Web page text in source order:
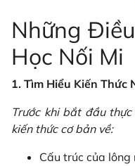
Những
Học Nối Mi
1. Tìm Hiểu Kiến Thức
Trước khi bắt đầu
kiến thức cơ bản về:
Cấu trúc của